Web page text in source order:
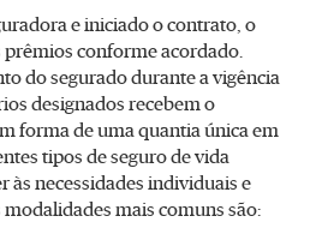
e iniciado o contrato, o
prêmios conforme acordado.
do segurado durante a vigência
designados recebem o
forma de uma quantia única em
tipos de seguro de vida
às necessidades individuais e
mais comuns são: